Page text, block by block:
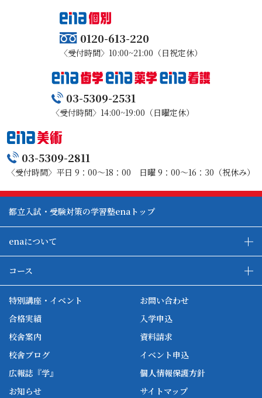
0120-613-220
〈受付時間〉10:00~21:00（日祝定休）
03-5309-2531
〈受付時間〉14:00~19:00（日曜定休）
03-5309-2811
〈受付時間〉平日 9：00～18：00 日曜 9：00～16：30（祝休み）
都立入試・受験対策の学習塾enaトップ
enaについて
ena本部について
ena国立タワー竣工
ena-base
新開校
コース
特別講座・イベント
合格実績
校舎案内
校舎ブログ
広報誌『学』
お知らせ
お問い合わせ
入学申込
資料請求
イベント申込
個人情報保護方針
サイトマップ